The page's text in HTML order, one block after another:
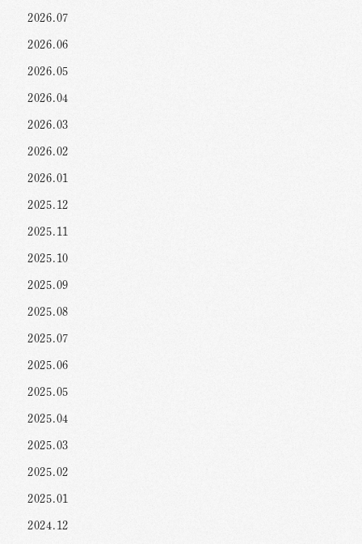
2026.07
2026.06
2026.05
2026.04
2026.03
2026.02
2026.01
2025.12
2025.11
2025.10
2025.09
2025.08
2025.07
2025.06
2025.05
2025.04
2025.03
2025.02
2025.01
2024.12